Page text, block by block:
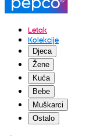
Letak
Kolekcije
Djeca
Žene
Kuća
Bebe
Muškarci
Ostalo